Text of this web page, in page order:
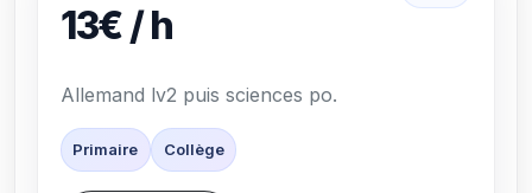
13€ / h
Allemand lv2 puis sciences po.
Primaire Collège